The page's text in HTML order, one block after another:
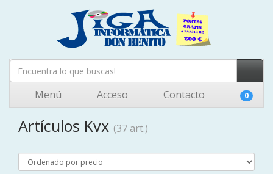
Menú Acceso Contacto 0
Artículos Kvx (37 art.)